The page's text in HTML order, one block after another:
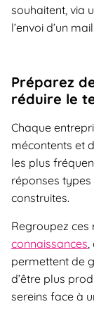
souhaitent, via
l’envoi d’un mail.
Préparez
réduire le
Chaque
mécontents et
les plus
réponses
construites.
Regroupez ces
connaissances
permettent de
d’être plus
sereins face à